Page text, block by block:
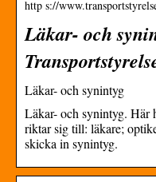
http s://
Läkar- och
Läkar- och synintyg
Läkar- och synintyg. Här
riktar sig till: läkare;
skicka in synintyg.